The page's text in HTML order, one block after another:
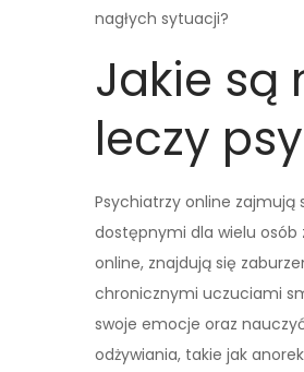
nagłych sytuacji?
Jakie są
leczy
Psychiatrzy online zajmują
dostępnymi dla wielu
online, znajdują się
chronicznymi uczuciami
swoje emocje oraz
odżywiania, takie jak